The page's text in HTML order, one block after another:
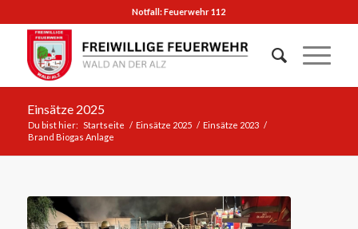
Notfall: Feuerwehr 112
Einsätze 2025
Du bist hier: Startseite / Einsätze 2025 / Einsätze 2023 /
Brand Biogas Anlage